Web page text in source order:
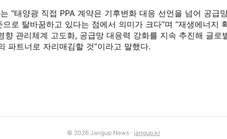
“태양광 직접 PPA 계약은 기후변화 대응 선언을 넘어 공급
로 탈바꿈하고 있다는 점에서 의미가 크다”며 “재생에너지
향 관리체계 고도화, 공급망 대응력 강화를 지속 추진해 글로
파트너로 자리매김할 것”이라고 말했다.
© 2026 Jangup News · jangup.kr